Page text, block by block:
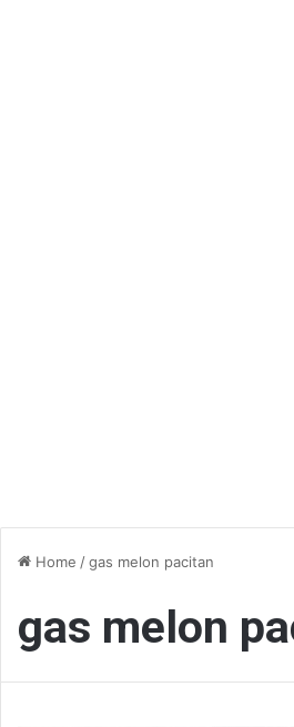
Home /gas melon pacitan
gas melon